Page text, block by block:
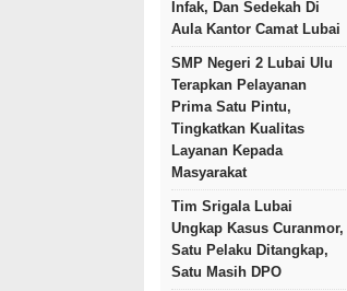
Infak, Dan Sedekah Di
Aula Kantor Camat Lubai
SMP Negeri 2 Lubai Ulu
Terapkan Pelayanan
Prima Satu Pintu,
Tingkatkan Kualitas
Layanan Kepada
Masyarakat
Tim Srigala Lubai
Ungkap Kasus Curanmor,
Satu Pelaku Ditangkap,
Satu Masih DPO